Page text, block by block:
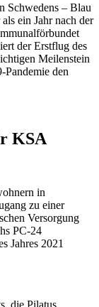
Schwedens – Blau
ein Jahr nach der
der Erstflug des
Meilenstein
den
KSA
in
zu einer
Versorgung
PC-24
Jahres 2021